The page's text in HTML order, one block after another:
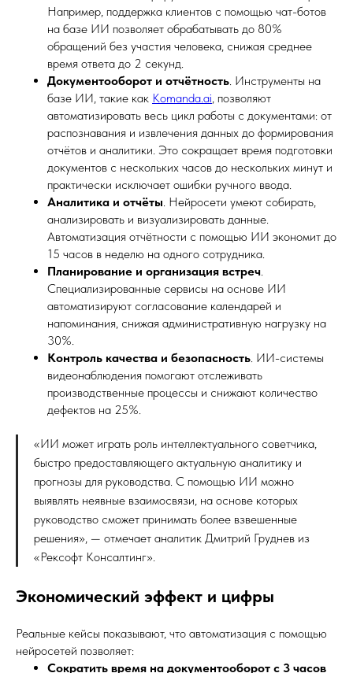
Например, поддержка клиентов с помощью чат-ботов
на базе ИИ позволяет обрабатывать до 80%
обращений без участия человека, снижая среднее
время ответа до 2 секунд.
Документооборот и отчётность. Инструменты на
базе ИИ, такие как Komanda.ai, позволяют
автоматизировать весь цикл работы с документами: от
распознавания и извлечения данных до формирования
отчётов и аналитики. Это сокращает время подготовки
документов с нескольких часов до нескольких минут и
практически исключает ошибки ручного ввода.
Аналитика и отчёты. Нейросети умеют собирать,
анализировать и визуализировать данные.
Автоматизация отчётности с помощью ИИ экономит до
15 часов в неделю на одного сотрудника.
Планирование и организация встреч.
Специализированные сервисы на основе ИИ
автоматизируют согласование календарей и
напоминания, снижая административную нагрузку на
30%.
Контроль качества и безопасность. ИИ-системы
видеонаблюдения помогают отслеживать
производственные процессы и снижают количество
дефектов на 25%.
«ИИ может играть роль интеллектуального советчика,
быстро предоставляющего актуальную аналитику и
прогнозы для руководства. С помощью ИИ можно
выявлять неявные взаимосвязи, на основе которых
руководство сможет принимать более взвешенные
решения», — отмечает аналитик Дмитрий Груднев из
«Рексофт Консалтинг».
Экономический эффект и цифры
Реальные кейсы показывают, что автоматизация с помощью
нейросетей позволяет:
Сократить время на документооборот с 3 часов